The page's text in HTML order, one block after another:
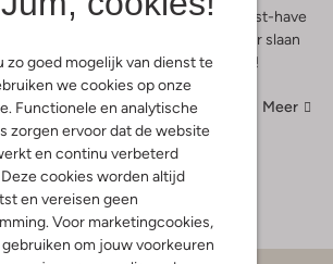
zo goed mogelijk van dienst te
we cookies op onze
Functionele en analytische
zorgen ervoor dat de website
en continu verbeterd
cookies worden altijd
en vereisen geen
Voor marketingcookies,
om jouw voorkeuren
te bekoren met tal van must-have
Laat ook jouw modehart sneller slaan
kijkje in deze exclusieve collectie!
Meer